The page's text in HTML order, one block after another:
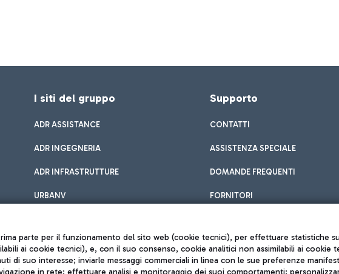
I siti del gruppo
ADR ASSISTANCE
ADR INGEGNERIA
ADR INFRASTRUTTURE
URBANV
Supporto
CONTATTI
ASSISTENZA SPECIALE
DOMANDE FREQUENTI
FORNITORI
parte per il funzionamento del sito web (cookie tecnici), per effettuare statistiche
ai cookie tecnici), e, con il suo consenso, cookie analitici non assimilabili ai cookie
di suo interesse; inviarle messaggi commerciali in linea con le sue preferenze
in rete; effettuare analisi e monitoraggio dei suoi comportamenti;